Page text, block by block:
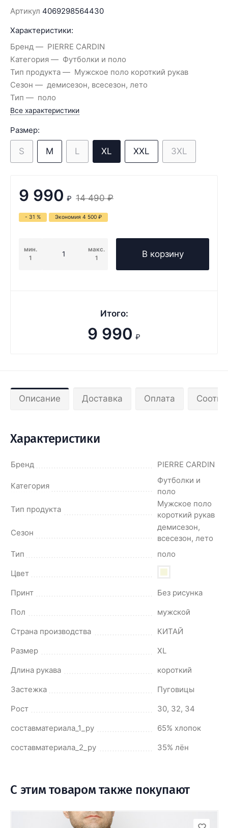
Артикул 4069298564430
Характеристики:
Бренд
PIERRE CARDIN
Категория
Футболки и поло
Тип продукта
Мужское поло короткий рукав
Сезон
демисезон, всесезон, лето
Тип
поло
Все характеристики
Размер:
S M L XL XXL 3XL
9 990 ₽ 14 490 ₽
- 31 % Экономия 4 500 ₽
мин.
1
макс.
1
В корзину
Итого:
9 990 ₽
Описание Доставка Оплата
Характеристики
Бренд PIERRE CARDIN
Категория
Футболки и
поло
Тип продукта
Мужское поло
короткий рукав
Сезон
демисезон,
всесезон, лето
Тип
поло
Цвет
Принт
Без рисунка
Пол
мужской
Страна производства
КИТАЙ
Размер
XL
Длина рукава
короткий
Застежка
Пуговицы
Рост
30, 32, 34
составматериала_1_ру
65% хлопок
составматериала_2_ру
35% лён
С этим товаром также покупают